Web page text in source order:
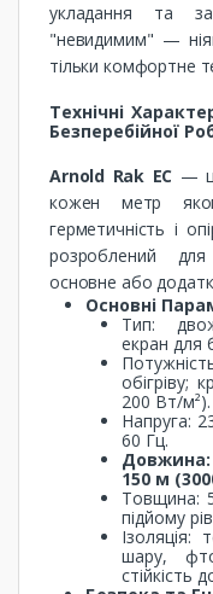
укладання та
"невидимим" —
тільки комфортне
Технічні
Безперебійної
Arnold Rak EC —
кожен метр
герметичність і
розроблений
основне або
Основні
Тип:
екран для
обігріву;
200 Вт/м²).
Напруга:
60 Гц.
150 м
Товщина:
підйому
Ізоляція:
шару,
стійкість